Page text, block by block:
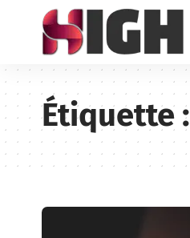
Étiquette :